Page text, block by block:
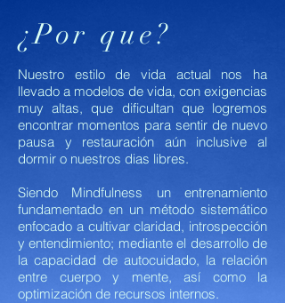
¿Por que?
Nuestro estilo de vida actual nos ha
llevado a modelos de vida, con exigencias
muy altas, que dificultan que logremos
encontrar momentos para sentir de nuevo
pausa y restauración aún inclusive al
dormir o nuestros dias libres.
Siendo Mindfulness un entrenamiento
fundamentado en un método sistemático
enfocado a cultivar claridad, introspección
y entendimiento; mediante el desarrollo de
la capacidad de autocuidado, la relación
entre cuerpo y mente, así como la
optimización de recursos internos.